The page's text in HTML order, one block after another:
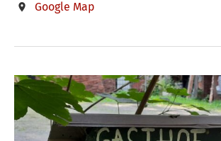
Google Map